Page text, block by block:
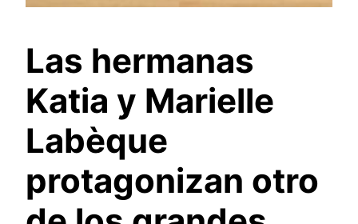
Las hermanas
Katia y Marielle
Labèque
protagonizan otro